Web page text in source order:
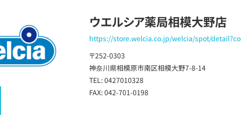
ウエルシア薬局相模大野店
https://store.welcia.co.jp/welcia/spot/
〒252-0303
神奈川県相模原市南区相模大野7-8-14
TEL: 0427010328
FAX: 042-701-0198